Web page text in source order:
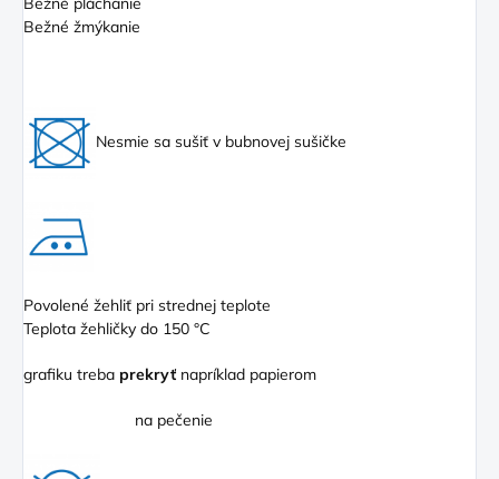
Bežné žmýkanie
Nesmie sa sušiť v bubnovej sušičke
Povolené žehliť pri strednej teplote
Teplota žehličky do 150 °C
grafiku treba prekryť napríklad papierom
na pečenie